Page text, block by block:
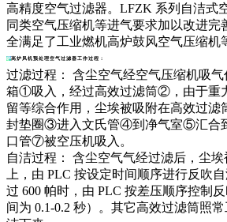
高精度空气过滤器。LFZK 系列自洁式
同类空气压缩机等进气要求加以改进完
全满足了工业燃机高炉鼓风空气压缩机
高炉风机预处理空气过滤器工作过程：
过滤过程： 含尘空气经空气压缩机吸
箱①吸入，经过高效过滤筒②，由于重
留等综合作用，尘埃被吸附在高效过滤
封垫圈③进入文氏管④到净气室⑤汇合
口管⑦被空压机吸入。
自洁过程： 含尘空气气经过滤后，尘
上，由 PLC 按设定时间顺序进行反吹
过 600 帕时，由 PLC 按差压顺序控制
间为 0.1-0.2 秒）。其它高效过滤筒照